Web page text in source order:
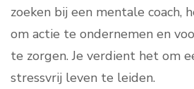
zoeken bij een mentale coach,
om actie te ondernemen en
te zorgen. Je verdient het om
stressvrij leven te leiden.